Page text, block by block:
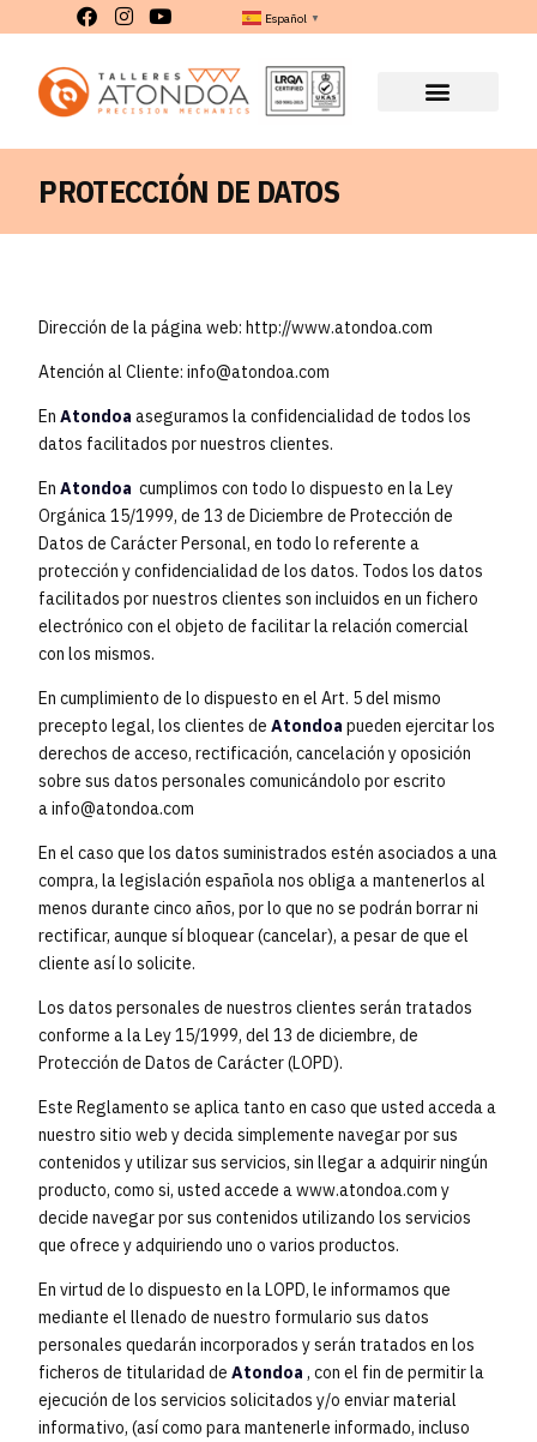
Español ▼
PROTECCIÓN DE DATOS
Dirección de la página web: http://www.atondoa.com
Atención al Cliente:info@atondoa.com
EnAtondoaaseguramos la confidencialidad de todos los
datos facilitados por nuestros clientes.
EnAtondoacumplimos con todo lo dispuesto en la Ley
Orgánica 15/1999, de 13 de Diciembre de Protección de
Datos de Carácter Personal, en todo lo referente a
protección y confidencialidad de los datos. Todos los datos
facilitados por nuestros clientes son incluidos en un fichero
electrónico con el objeto de facilitar la relación comercial
con los mismos.
En cumplimiento de lo dispuesto en el Art. 5 del mismo
precepto legal, los clientes deAtondoapueden ejercitar los
derechos de acceso, rectificación, cancelación y oposición
sobre sus datos personales comunicándolo por escrito
ainfo@atondoa.com
En el caso que los datos suministrados estén asociados a una
compra, la legislación española nos obliga a mantenerlos al
menos durante cinco años, por lo que no se podrán borrar ni
rectificar, aunque sí bloquear (cancelar), a pesar de que el
cliente así lo solicite.
Los datos personales de nuestros clientes serán tratados
conforme a la Ley 15/1999, del 13 de diciembre, de
Protección de Datos de Carácter (LOPD).
Este Reglamento se aplica tanto en caso que usted acceda a
nuestro sitio web y decida simplemente navegar por sus
contenidos y utilizar sus servicios, sin llegar a adquirir ningún
producto, como si, usted accede a www.atondoa.com y
decide navegar por sus contenidos utilizando los servicios
que ofrece y adquiriendo uno o varios productos.
En virtud de lo dispuesto en la LOPD, le informamos que
mediante el llenado de nuestro formulario sus datos
personales quedarán incorporados y serán tratados en los
ficheros de titularidad deAtondoa, con el fin de permitir la
ejecución de los servicios solicitados y/o enviar material
informativo, (así como para mantenerle informado, incluso